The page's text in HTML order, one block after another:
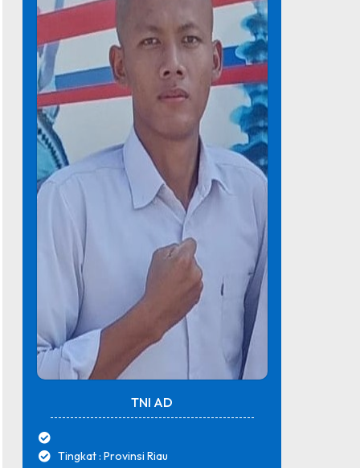
TNI AD
Tingkat : Provinsi Riau